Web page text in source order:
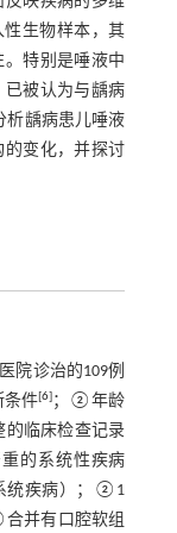
生物样本，其
特别是唾液中
已被认为与龋病
析龋病患儿唾液
变化，并探讨
院诊治的109例
件[6] ；②年龄
临床检查记录
的系统性疾病
统疾病）；②1
并有口腔软组